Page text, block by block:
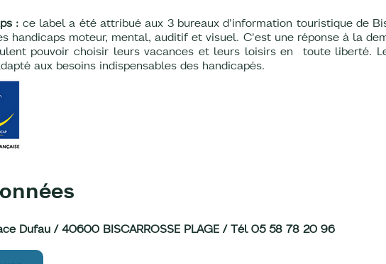
: ce label a été attribué aux 3 bureaux d'information touristique de
handicaps moteur, mental, auditif et visuel. C'est une réponse à la
pouvoir choisir leurs vacances et leurs loisirs en toute liberté.
aux besoins indispensables des handicapés.
Dufau / 40600 BISCARROSSE PLAGE / Tél 05 58 78 20 96